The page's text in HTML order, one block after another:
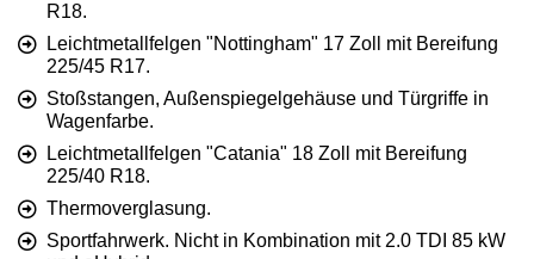
R18.
Leichtmetallfelgen "Nottingham" 17 Zoll mit Bereifung
225/45 R17.
Stoßstangen, Außenspiegelgehäuse und Türgriffe in
Wagenfarbe.
Leichtmetallfelgen "Catania" 18 Zoll mit Bereifung
225/40 R18.
Thermoverglasung.
Sportfahrwerk. Nicht in Kombination mit 2.0 TDI 85 kW